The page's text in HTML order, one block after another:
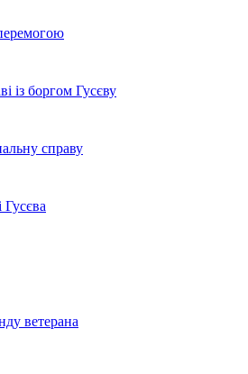
із боргом Гусєву
справу
ветерана